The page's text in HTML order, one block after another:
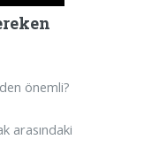
önemli?
arasındaki